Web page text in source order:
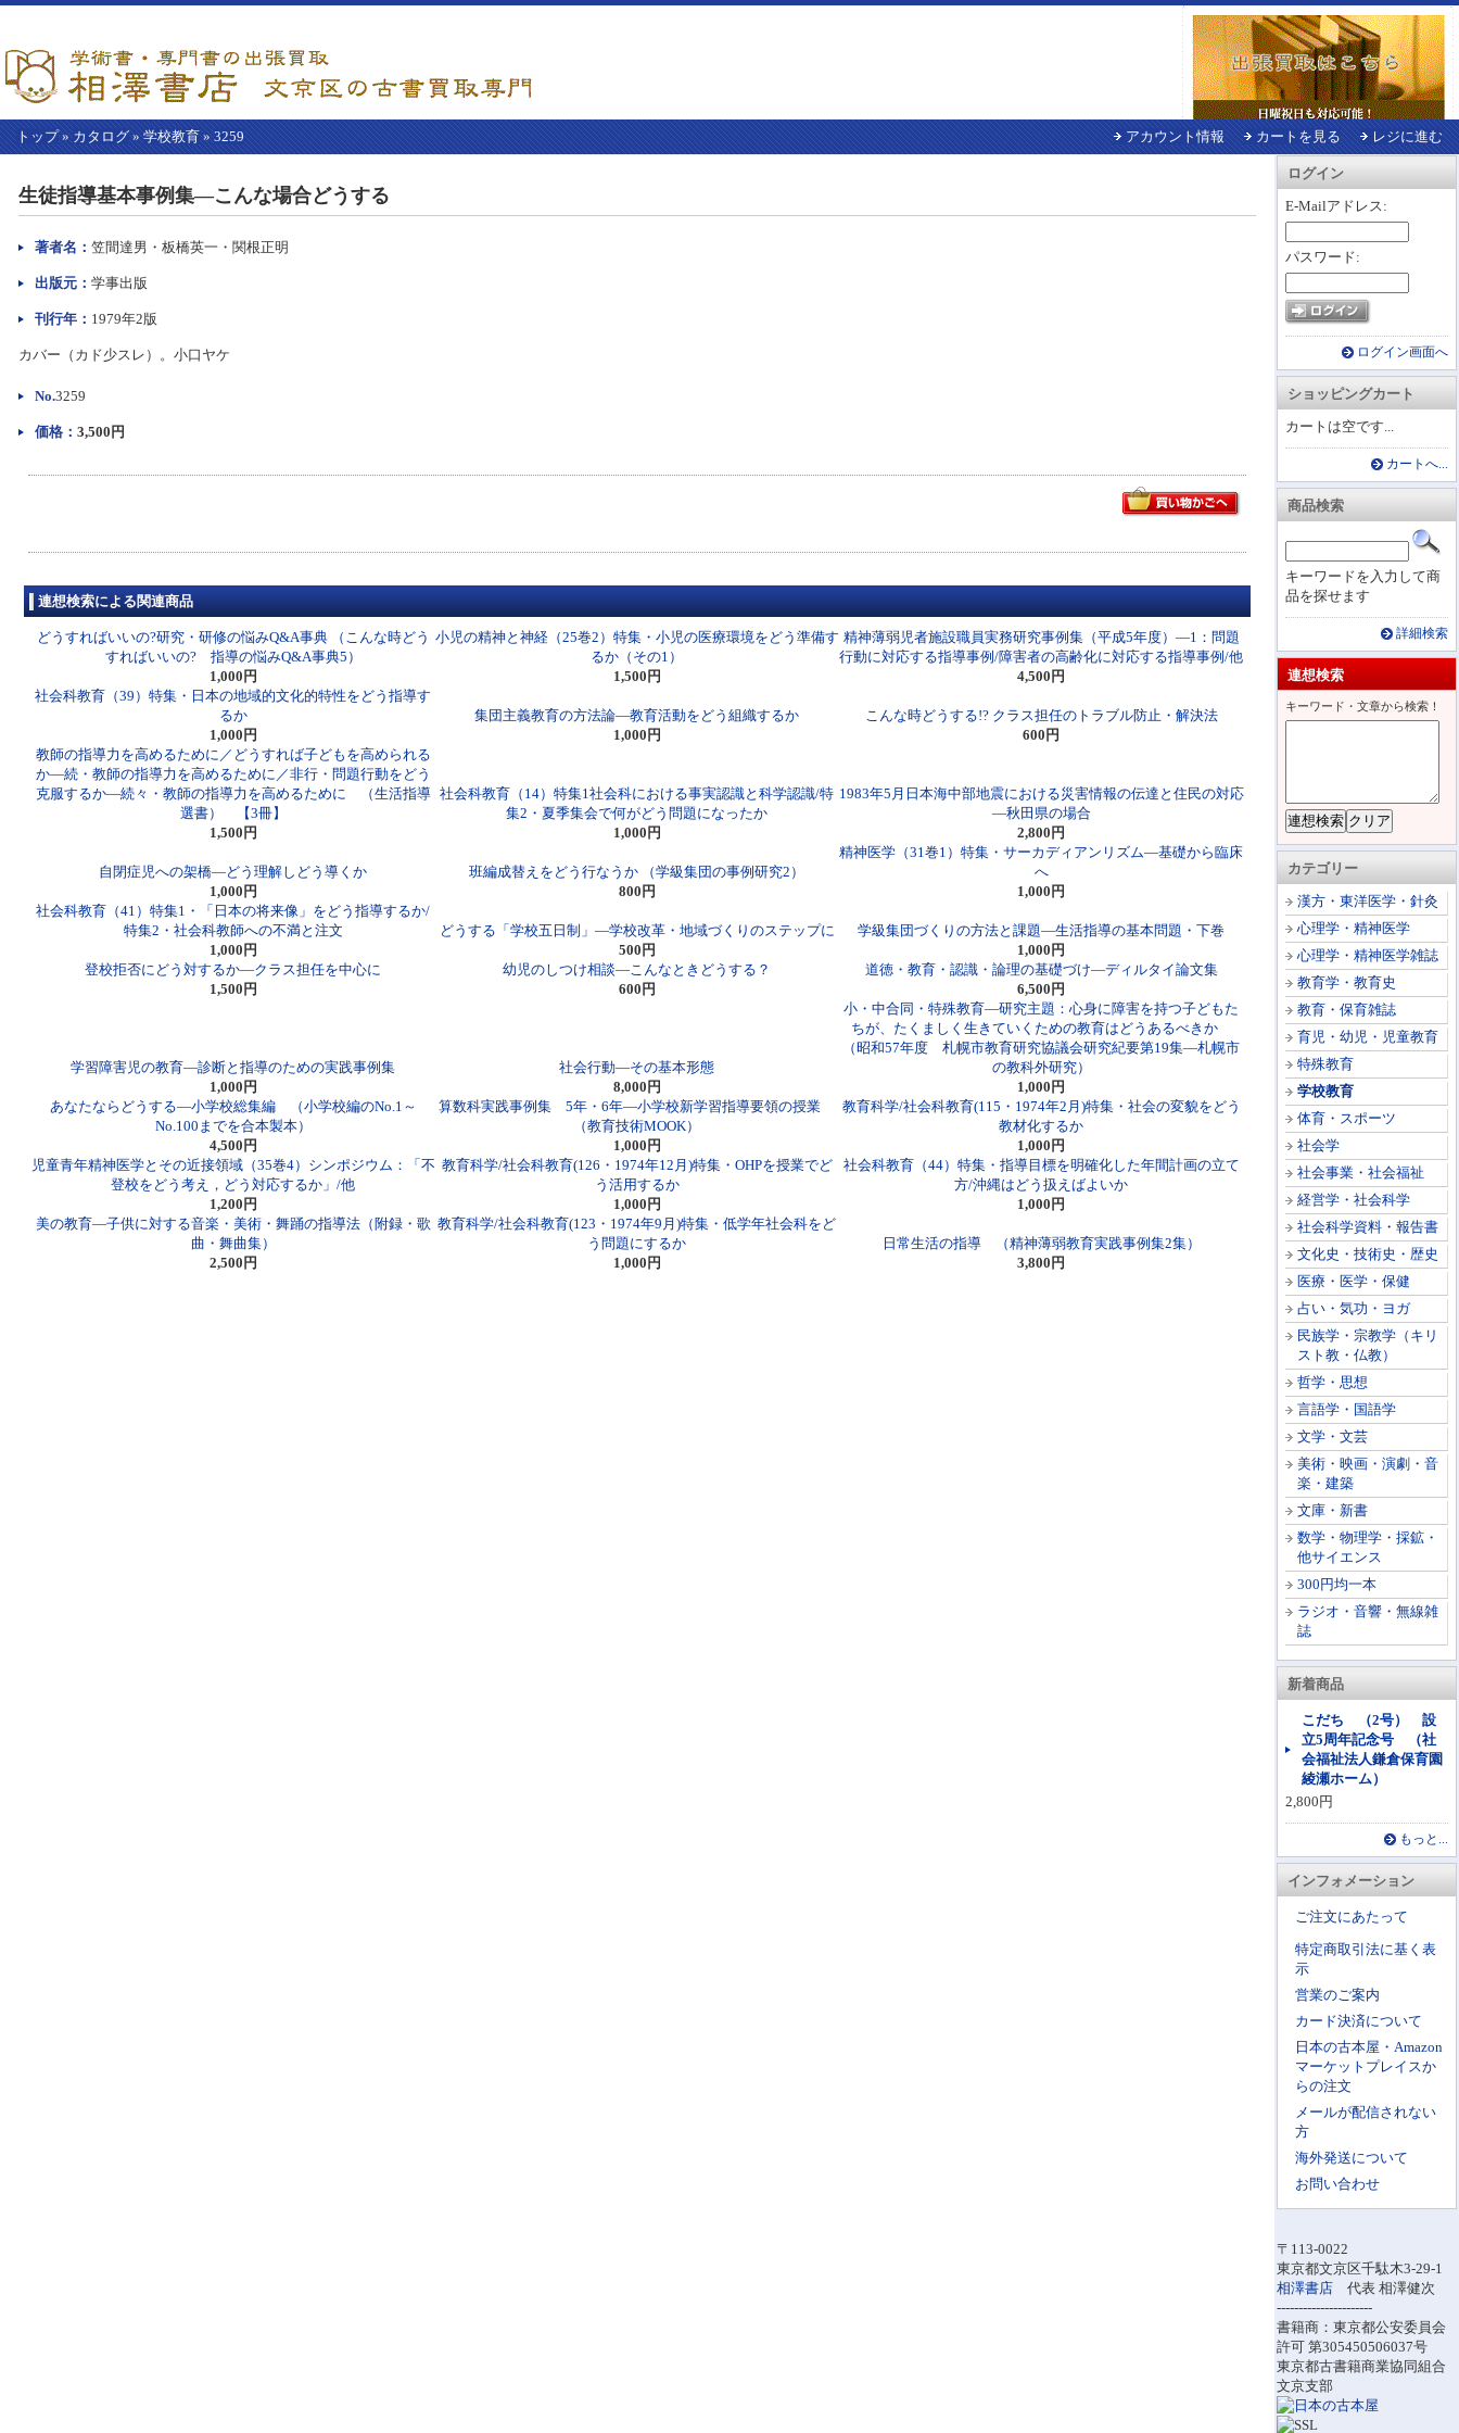
トップ» カタログ » 学校教育 » 3259 アカウント情報 カートを見る レジに進む
ログイン
E-Mailアドレス:
パスワード:
ログイン画面へ
ショッピングカート
カートは空です...
カートへ...
商品検索
キーワードを入力して商
品を探せます
詳細検索
連想検索
キーワード・文章から検索！
カテゴリー
漢方・東洋医学・針灸
心理学・精神医学
心理学・精神医学雑誌
教育学・教育史
教育・保育雑誌
育児・幼児・児童教育
特殊教育
学校教育
体育・スポーツ
社会学
社会事業・社会福祉
経営学・社会科学
社会科学資料・報告書
文化史・技術史・歴史
医療・医学・保健
占い・気功・ヨガ
民族学・宗教学（キリ
スト教・仏教）
哲学・思想
言語学・国語学
文学・文芸
美術・映画・演劇・音
楽・建築
文庫・新書
数学・物理学・採鉱・
他サイエンス
300円均一本
ラジオ・音響・無線雑
誌
新着商品
こだち （2号） 設
立5周年記念号 （社
会福祉法人鎌倉保育園
綾瀬ホーム）
2,800円
もっと...
インフォメーション
ご注文にあたって
特定商取引法に基く表
示
営業のご案内
カード決済について
日本の古本屋・Amazon
マーケットプレイスか
らの注文
メールが配信されない
方
海外発送について
お問い合わせ
〒113-0022
東京都文京区千駄木3-29-1
相澤書店 代表 相澤健次
----------------------
書籍商：東京都公安委員会
許可 第305450506037号
東京都古書籍商業協同組合
文京支部
本
生徒指導基本事例集―こんな場合どうする
著者名： 笠間達男・板橋英一・関根正明
出版元： 学事出版
刊行年： 1979年2版
カバー（カド少スレ）。小口ヤケ
No.3259
価格： 3,500円
連想検索による関連商品
どうすればいいの?研究・研修の悩みQ&A事典 （こんな時どう
すればいいの? 指導の悩みQ&A事典5）
1,000円
小児の精神と神経（25巻2）特集・小児の医療環境をどう準備す
るか（その1）
1,500円
精神薄弱児者施設職員実務研究事例集（平成5年度）―1：問題
行動に対応する指導事例/障害者の高齢化に対応する指導事例/他
4,500円
社会科教育（39）特集・日本の地域的文化的特性をどう指導す
るか
1,000円
集団主義教育の方法論―教育活動をどう組織するか
1,000円
こんな時どうする!? クラス担任のトラブル防止・解決法
600円
教師の指導力を高めるために／どうすれば子どもを高められる
か―続・教師の指導力を高めるために／非行・問題行動をどう
克服するか―続々・教師の指導力を高めるために （生活指導
選書） 【3冊】
1,500円
社会科教育（14）特集1社会科における事実認識と科学認識/特
集2・夏季集会で何がどう問題になったか
1,000円
1983年5月日本海中部地震における災害情報の伝達と住民の対応
―秋田県の場合
2,800円
自閉症児への架橋―どう理解しどう導くか
1,000円
班編成替えをどう行なうか （学級集団の事例研究2）
800円
精神医学（31巻1）特集・サーカディアンリズム―基礎から臨床
へ
1,000円
社会科教育（41）特集1・「日本の将来像」をどう指導するか/
特集2・社会科教師への不満と注文
1,000円
どうする「学校五日制」―学校改革・地域づくりのステップに
500円
学級集団づくりの方法と課題―生活指導の基本問題・下巻
1,000円
登校拒否にどう対するか―クラス担任を中心に
1,500円
幼児のしつけ相談―こんなときどうする？
600円
道徳・教育・認識・論理の基礎づけ―ディルタイ論文集
6,500円
学習障害児の教育―診断と指導のための実践事例集
1,000円
社会行動―その基本形態
8,000円
小・中合同・特殊教育―研究主題：心身に障害を持つ子どもた
ちが、たくましく生きていくための教育はどうあるべきか
（昭和57年度 札幌市教育研究協議会研究紀要第19集―札幌市
の教科外研究）
1,000円
あなたならどうする―小学校総集編 （小学校編のNo.1～
No.100までを合本製本）
4,500円
算数科実践事例集 5年・6年―小学校新学習指導要領の授業
（教育技術MOOK）
1,000円
教育科学/社会科教育(115・1974年2月)特集・社会の変貌をどう
教材化するか
1,000円
児童青年精神医学とその近接領域（35巻4）シンポジウム：「不
登校をどう考え，どう対応するか」/他
1,200円
教育科学/社会科教育(126・1974年12月)特集・OHPを授業でど
う活用するか
1,000円
社会科教育（44）特集・指導目標を明確化した年間計画の立て
方/沖縄はどう扱えばよいか
1,000円
美の教育―子供に対する音楽・美術・舞踊の指導法（附録・歌
曲・舞曲集）
2,500円
教育科学/社会科教育(123・1974年9月)特集・低学年社会科をど
う問題にするか
1,000円
日常生活の指導 （精神薄弱教育実践事例集2集）
3,800円